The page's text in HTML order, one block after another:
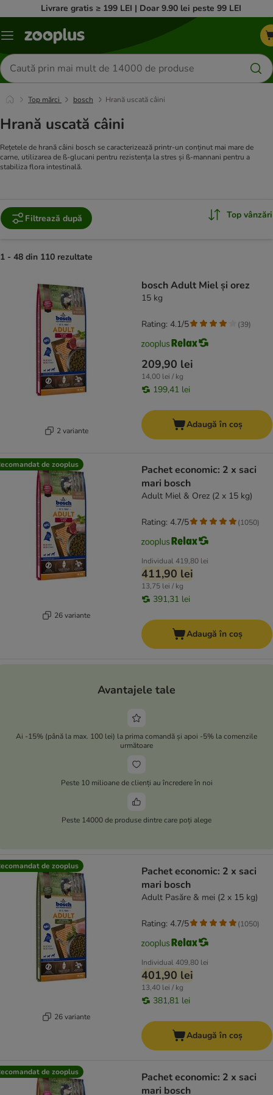
Livrare gratis ≥ 199 LEI | Doar 9.90 lei peste 99 LEI
Categorii
Căutare
produse
Top mărci bosch Hrană uscată câini
Hrană uscată câini
Rețetele de hrană câini bosch se caracterizează printr-un conținut mai mare de
carne, utilizarea de ß-glucani pentru rezistența la stres și ß-mannani pentru a
stabiliza flora intestinală.
Filtrează după Top vânzări
1 - 48 din 110 rezultate
2 variante
bosch Adult Miel și orez
15 kg
209,90 lei
14,00 lei / kg
199,41 lei
Rating: 4.1/5 (39)
Adaugă în coș
de zooplus
26 variante
Pachet economic: 2 x saci
mari bosch
Adult Miel & Orez (2 x 15 kg)
Individual419,80 lei
411,90 lei
13,75 lei / kg
391,31 lei
Rating: 4.7/5 (1050)
Adaugă în coș
Avantajele tale
Ai -15% (până la max. 100 lei) la prima comandă și apoi -5% la comenzile
următoare
Peste 10 milioane de clienți au încredere în noi
Peste 14000 de produse dintre care poți alege
de zooplus
26 variante
Pachet economic: 2 x saci
mari bosch
Adult Pasăre & mei (2 x 15 kg)
Individual409,80 lei
401,90 lei
13,40 lei / kg
381,81 lei
Rating: 4.7/5 (1050)
Adaugă în coș
de zooplus
Pachet economic: 2 x saci
mari bosch